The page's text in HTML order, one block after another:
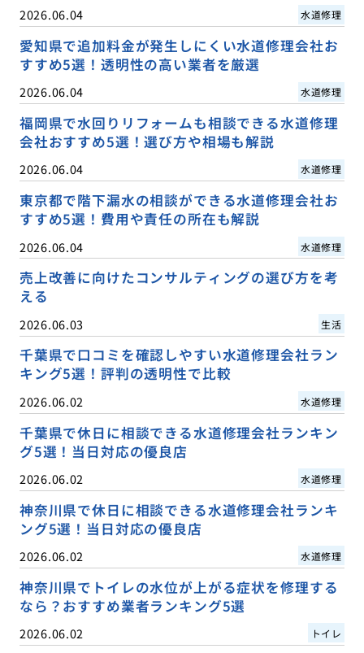
2026.06.04 水道修理
愛知県で追加料金が発生しにくい水道修理会社お
すすめ5選！透明性の高い業者を厳選
2026.06.04 水道修理
福岡県で水回りリフォームも相談できる水道修理
会社おすすめ5選！選び方や相場も解説
2026.06.04 水道修理
東京都で階下漏水の相談ができる水道修理会社お
すすめ5選！費用や責任の所在も解説
2026.06.04 水道修理
売上改善に向けたコンサルティングの選び方を考
える
2026.06.03 生活
千葉県で口コミを確認しやすい水道修理会社ラン
キング5選！評判の透明性で比較
2026.06.02 水道修理
千葉県で休日に相談できる水道修理会社ランキン
グ5選！当日対応の優良店
2026.06.02 水道修理
神奈川県で休日に相談できる水道修理会社ランキ
ング5選！当日対応の優良店
2026.06.02 水道修理
神奈川県でトイレの水位が上がる症状を修理する
なら？おすすめ業者ランキング5選
2026.06.02 トイレ